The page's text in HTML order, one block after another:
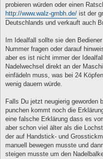
probieren würden oder einen
http://www.walz-gmbh.de/ ist der
Deutschlands und verkauft auch
Im Idealfall sollte sie den
Nummer fragen oder darauf
aber es ist nicht immer der
Nadelwechsel direkt an der
einfädeln muss, was bei 24
wenig dauern würde.
Falls Du jetzt neugierig geworden
punchen kommt noch die
eine falsche Erklärung dass es
aber schon viel älter als die
der auf Handstick- und
manuell bewegen musste und
steigen musste um den